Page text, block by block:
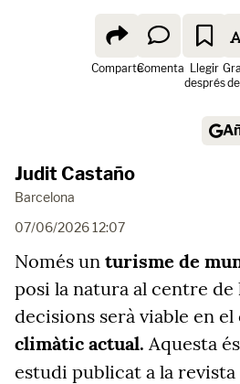
ComparteComenta Llegir
després
Judit Castaño
Barcelona
07/06/2026 12:07
Només un turisme de
posi la natura al centre de
decisions serà viable en
climàtic actual. Aquesta
estudi publicat a la revista